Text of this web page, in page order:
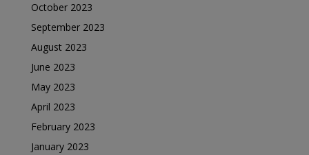
October 2023
September 2023
August 2023
June 2023
May 2023
April 2023
February 2023
January 2023